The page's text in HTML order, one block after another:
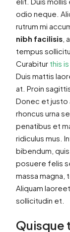
odio neque.
rutrum mi
nibh facilisis ,
tempus
Curabitur this
Duis mattis
at. Proin
Donec et justo
rhoncus urna
penatibus et
ridiculus mus.
bibendum,
posuere felis
massa magna,
Aliquam
sollicitudin et.
Quisque